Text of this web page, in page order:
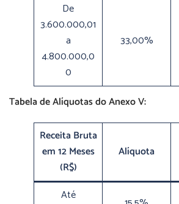
De
3.600.000,01
a
4.800.000,0
0
33,00%
Tabela de Alíquotas do Anexo V:
Receita Bruta
em 12 Meses
(R$)
Alíquota
Até